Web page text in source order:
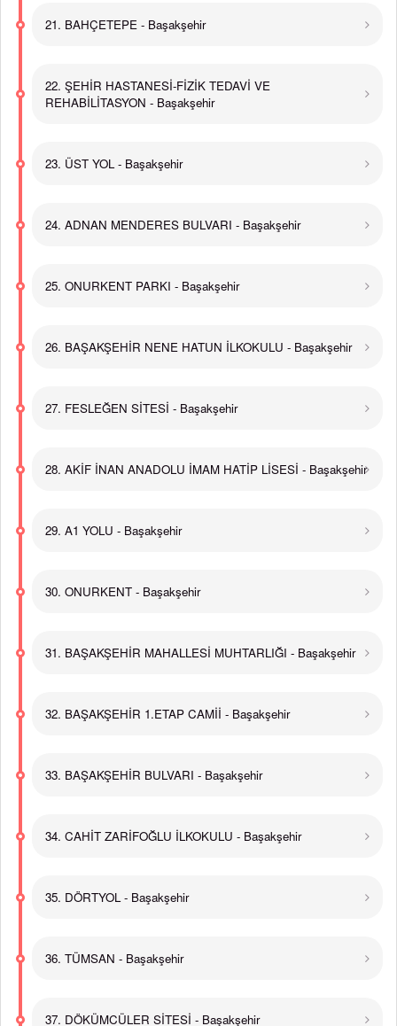
21. BAHÇETEPE - Başakşehir
22. ŞEHİR HASTANESİ-FİZİK TEDAVİ VE
REHABİLİTASYON - Başakşehir
23. ÜST YOL - Başakşehir
24. ADNAN MENDERES BULVARI - Başakşehir
25. ONURKENT PARKI - Başakşehir
26. BAŞAKŞEHİR NENE HATUN İLKOKULU - Başakşehir
27. FESLEĞEN SİTESİ - Başakşehir
28. AKİF İNAN ANADOLU İMAM HATİP LİSESİ - Başakşehir
29. A1 YOLU - Başakşehir
30. ONURKENT - Başakşehir
31. BAŞAKŞEHİR MAHALLESİ MUHTARLIĞI - Başakşehir
32. BAŞAKŞEHİR 1.ETAP CAMİİ - Başakşehir
33. BAŞAKŞEHİR BULVARI - Başakşehir
34. CAHİT ZARİFOĞLU İLKOKULU - Başakşehir
35. DÖRTYOL - Başakşehir
36. TÜMSAN - Başakşehir
37. DÖKÜMCÜLER SİTESİ - Başakşehir